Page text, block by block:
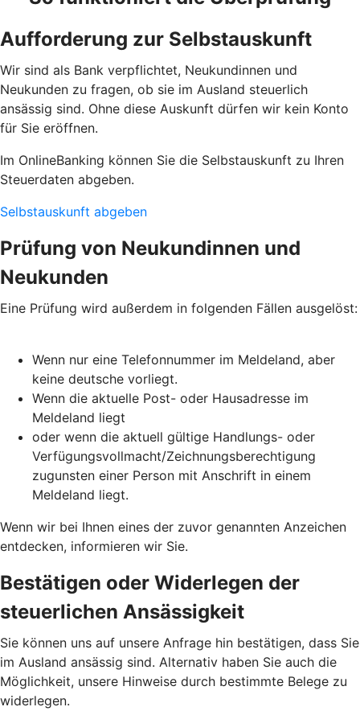
Aufforderung zur Selbstauskunft
Wir sind als Bank verpflichtet, Neukundinnen und
Neukunden zu fragen, ob sie im Ausland steuerlich
ansässig sind. Ohne diese Auskunft dürfen wir kein Konto
für Sie eröffnen.
Im OnlineBanking können Sie die Selbstauskunft zu Ihren
Steuerdaten abgeben.
Selbstauskunft abgeben
Prüfung von Neukundinnen und
Neukunden
Eine Prüfung wird außerdem in folgenden Fällen ausgelöst:
Wenn nur eine Telefonnummer im Meldeland, aber
keine deutsche vorliegt.
Wenn die aktuelle Post- oder Hausadresse im
Meldeland liegt
oder wenn die aktuell gültige Handlungs- oder
Verfügungsvollmacht/Zeichnungsberechtigung
zugunsten einer Person mit Anschrift in einem
Meldeland liegt.
Wenn wir bei Ihnen eines der zuvor genannten Anzeichen
entdecken, informieren wir Sie.
Bestätigen oder Widerlegen der
steuerlichen Ansässigkeit
Sie können uns auf unsere Anfrage hin bestätigen, dass Sie
im Ausland ansässig sind. Alternativ haben Sie auch die
Möglichkeit, unsere Hinweise durch bestimmte Belege zu
widerlegen.